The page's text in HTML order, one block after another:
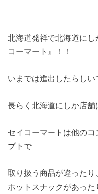
北海道発祥で北海道にし
コーマート』！！
いまでは進出したらし
長らく北海道にしか店舗
セイコーマートは他の
プトで
取り扱う商品が違った
ホットスナックがあった